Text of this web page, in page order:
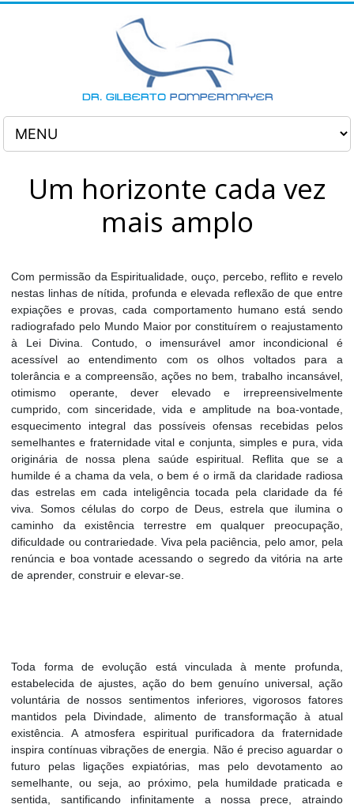
Um horizonte cada vez
mais amplo
Com permissão da Espiritualidade, ouço, percebo, reflito e revelo
nestas linhas de nítida, profunda e elevada reflexão de que entre
expiações e provas, cada comportamento humano está sendo
radiografado pelo Mundo Maior por constituírem o reajustamento
à Lei Divina. Contudo, o imensurável amor incondicional é
acessível ao entendimento com os olhos voltados para a
tolerância e a compreensão, ações no bem, trabalho incansável,
otimismo operante, dever elevado e irrepreensivelmente
cumprido, com sinceridade, vida e amplitude na boa-vontade,
esquecimento integral das possíveis ofensas recebidas pelos
semelhantes e fraternidade vital e conjunta, simples e pura, vida
originária de nossa plena saúde espiritual. Reflita que se a
humilde é a chama da vela, o bem é o irmã da claridade radiosa
das estrelas em cada inteligência tocada pela claridade da fé
viva. Somos células do corpo de Deus, estrela que ilumina o
caminho da existência terrestre em qualquer preocupação,
dificuldade ou contrariedade. Viva pela paciência, pelo amor, pela
renúncia e boa vontade acessando o segredo da vitória na arte
de aprender, construir e elevar-se.
Toda forma de evolução está vinculada à mente profunda,
estabelecida de ajustes, ação do bem genuíno universal, ação
voluntária de nossos sentimentos inferiores, vigorosos fatores
mantidos pela Divindade, alimento de transformação à atual
existência. A atmosfera espiritual purificadora da fraternidade
inspira contínuas vibrações de energia. Não é preciso aguardar o
futuro pelas ligações expiatórias, mas pelo devotamento ao
semelhante, ou seja, ao próximo, pela humildade praticada e
sentida, santificando infinitamente a nossa prece, atraindo